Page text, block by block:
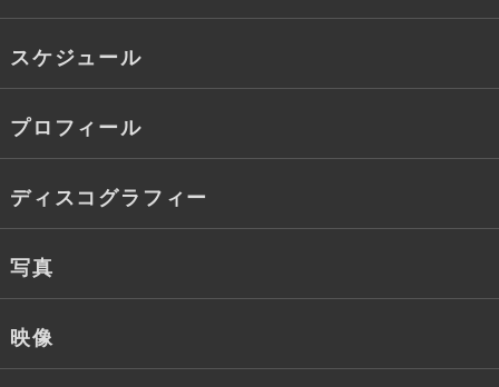
スケジュール
プロフィール
ディスコグラフィー
写真
映像